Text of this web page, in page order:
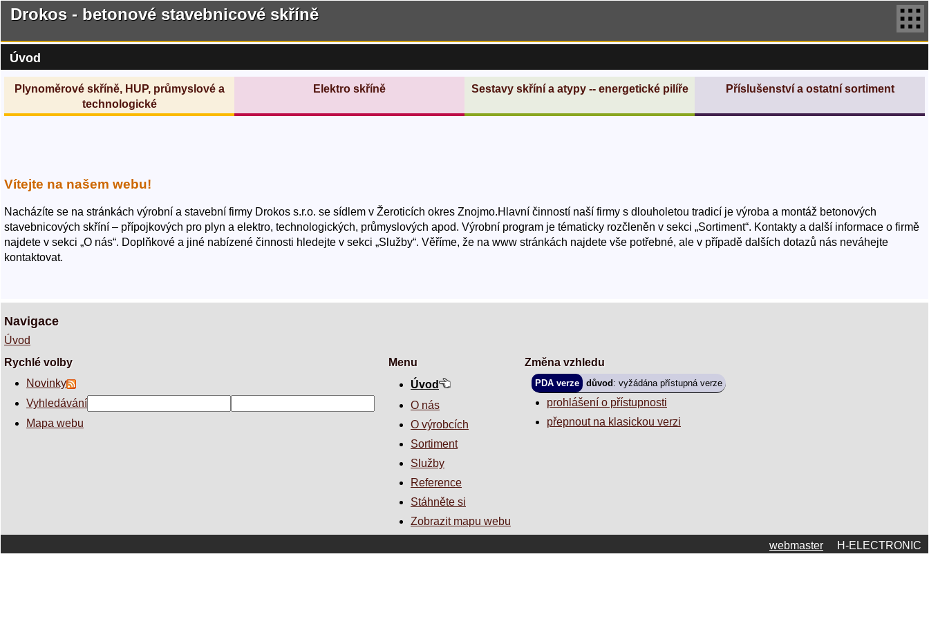
Drokos - betonové stavebnicové skříně
Úvod
Plynoměrové skříně, HUP, průmyslové a
technologické
Elektro skříně Sestavy skříní a atypy -- energetické pilíře Příslušenství a ostatní sortiment
Vítejte na našem webu!
Nacházíte se na stránkách výrobní a stavební firmy Drokos s.r.o. se sídlem v Žeroticích okres Znojmo.Hlavní činností naší firmy s dlouholetou tradicí je výroba a montáž betonových
stavebnicových skříní – přípojkových pro plyn a elektro, technologických, průmyslových apod. Výrobní program je tématicky rozčleněn v sekci „Sortiment“. Kontakty a další informace o firmě
najdete v sekci „O nás“. Doplňkové a jiné nabízené činnosti hledejte v sekci „Služby“. Věříme, že na www stránkách najdete vše potřebné, ale v případě dalších dotazů nás neváhejte
kontaktovat.
Navigace
Úvod
Rychlé volby
Novinky
Vyhledávání
Mapa webu
Menu
Úvod
O nás
O výrobcích
Sortiment
Služby
Reference
Stáhněte si
Zobrazit mapu webu
Změna vzhledu
PDA verze důvod : vyžádána přístupná verze
prohlášení o přístupnosti
přepnout na klasickou verzi
webmaster H-ELECTRONIC